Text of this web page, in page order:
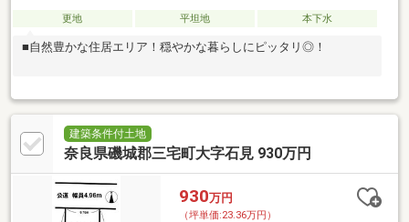
更地 平坦地 本下水
■自然豊かな住居エリア！穏やかな暮らしにピッタリ◎！
建築条件付土地
奈良県磯城郡三宅町大字石見 930万円
930万円
（坪単価:23.36万円）